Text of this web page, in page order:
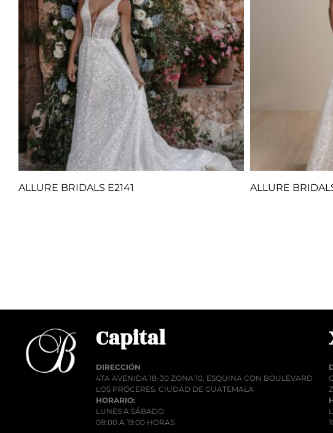
ALLURE BRIDALS E2141 ALLURE
Capital
DIRECCIÓN
4TA AVENIDA 18-30 ZONA 10, ESQUINA CON BOULEVARD
LOS PRÓCERES, CIUDAD DE GUATEMALA
HORARIO:
LUNES A SÁBADO
08:00 A 19:00 HORAS